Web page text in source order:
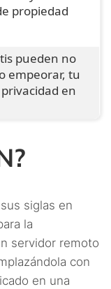
propiedad
pueden no
empeorar, tu
en
siglas en
la
servidor remoto
con
en una